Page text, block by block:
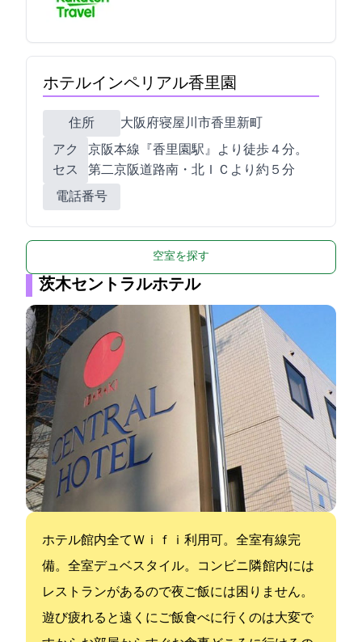
ホテルインペリアル香里園
住所
大阪府寝屋川市香里新町27-16
アク
セス
京阪本線『香里園駅』より徒歩４分。
第二京阪道路南・北ＩＣより約1５分
電話番号
空室を探す
茨木セントラルホテル
ホテル館内全てＷｉｆｉ利用可。全室有線LAN完
備。全室デュベスタイル。コンビニ隣 館内には
レストランがあるので夜ご飯には困りません。
遊び疲れると遠くにご飯食べに行くのは大変で